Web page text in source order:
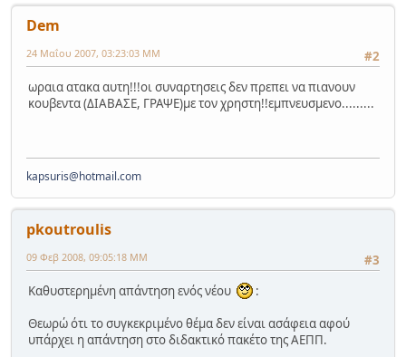
Dem
#2
24 Μαΐου 2007, 03:23:03 ΜΜ
ωραια ατακα αυτη!!!οι συναρτησεις δεν πρεπει να πιανουν
κουβεντα (ΔΙΑΒΑΣΕ, ΓΡΑΨΕ)με τον χρηστη!!εμπνευσμενο.........
kapsuris@hotmail.com
pkoutroulis
#3
09 Φεβ 2008, 09:05:18 ΜΜ
Καθυστερημένη απάντηση ενός νέου
:
Θεωρώ ότι το συγκεκριμένο θέμα δεν είναι ασάφεια αφού
υπάρχει η απάντηση στο διδακτικό πακέτο της ΑΕΠΠ.